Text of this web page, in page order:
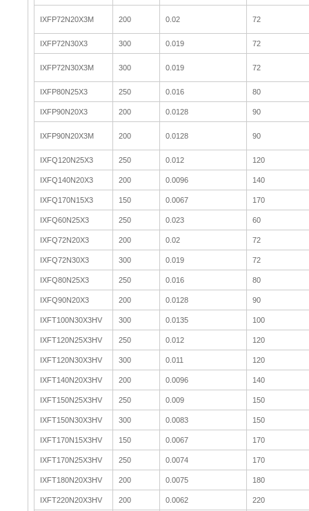
IXFP72N20X3M 200 0.02 72
IXFP72N30X3 300 0.019 72
IXFP72N30X3M 300 0.019 72
IXFP80N25X3 250 0.016 80
IXFP90N20X3 200 0.0128 90
IXFP90N20X3M 200 0.0128 90
IXFQ120N25X3 250 0.012 120
IXFQ140N20X3 200 0.0096 140
IXFQ170N15X3 150 0.0067 170
IXFQ60N25X3 250 0.023 60
IXFQ72N20X3 200 0.02 72
IXFQ72N30X3 300 0.019 72
IXFQ80N25X3 250 0.016 80
IXFQ90N20X3 200 0.0128 90
IXFT100N30X3HV 300 0.0135 100
IXFT120N25X3HV 250 0.012 120
IXFT120N30X3HV 300 0.011 120
IXFT140N20X3HV 200 0.0096 140
IXFT150N25X3HV 250 0.009 150
IXFT150N30X3HV 300 0.0083 150
IXFT170N15X3HV 150 0.0067 170
IXFT170N25X3HV 250 0.0074 170
IXFT180N20X3HV 200 0.0075 180
IXFT220N20X3HV 200 0.0062 220